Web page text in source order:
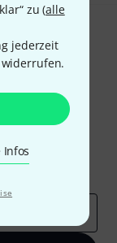
zu (alle
jederzeit
widerrufen.
Infos
mit
jeweils